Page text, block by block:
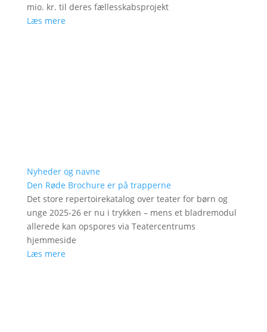
mio. kr. til deres fællesskabsprojekt
Læs mere
Nyheder og navne
Den Røde Brochure er på trapperne
Det store repertoirekatalog over teater for børn og
unge 2025-26 er nu i trykken – mens et bladremodul
allerede kan opspores via Teatercentrums
hjemmeside
Læs mere